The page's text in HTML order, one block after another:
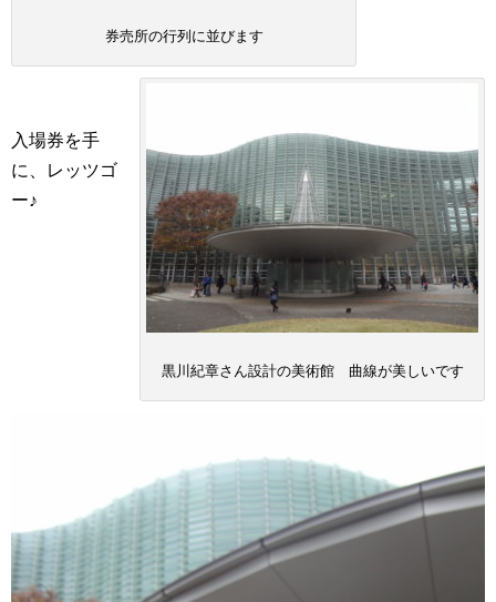
券売所の行列に並びます
黒川紀章さん設計の美術館 曲線が美しいです
入場券を手
に、レッツゴ
ー♪